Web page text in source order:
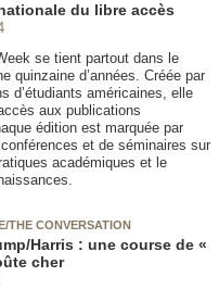
du libre accès
se tient partout dans le
quinzaine d’années. Créée par
d’étudiants américaines, elle
aux publications
édition est marquée par
et de séminaires sur
académiques et le
THE CONVERSATION
Harris : une course de «
cher